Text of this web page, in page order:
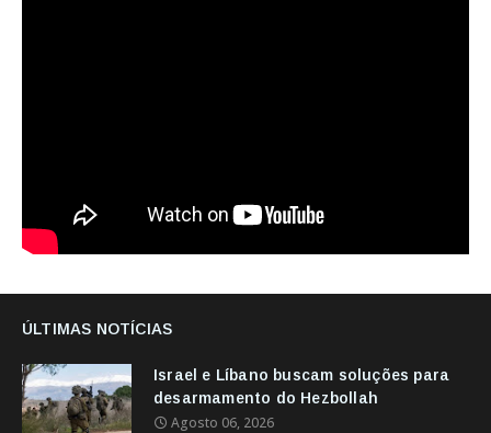
ÚLTIMAS NOTÍCIAS
Israel e Líbano buscam soluções para
desarmamento do Hezbollah
Agosto 06, 2026